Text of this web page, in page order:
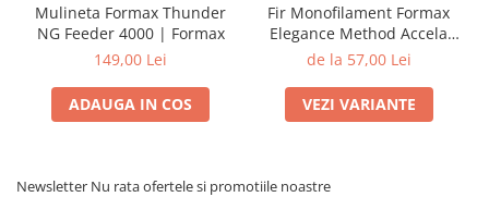
Mulineta Formax Thunder
NG Feeder 4000 | Formax
149,00 Lei
ADAUGA IN COS
Fir Monofilament Formax
Elegance Method Accela
Distance Feeder Fluo 1000m
de la 57,00 Lei
VEZI VARIANTE
Newsletter Nu rata ofertele si promotiile noastre